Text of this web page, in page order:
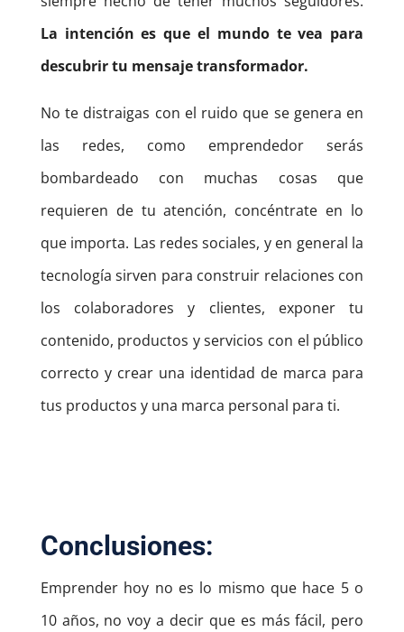
La intención es que el mundo te vea para
descubrir tu mensaje transformador.
No te distraigas con el ruido que se genera en
las redes, como emprendedor serás
bombardeado con muchas cosas que
requieren de tu atención, concéntrate en lo
que importa. Las redes sociales, y en general la
tecnología sirven para construir relaciones con
los colaboradores y clientes, exponer tu
contenido, productos y servicios con el público
correcto y crear una identidad de marca para
tus productos y una marca personal para ti.
Conclusiones:
Emprender hoy no es lo mismo que hace 5 o
10 años, no voy a decir que es más fácil, pero